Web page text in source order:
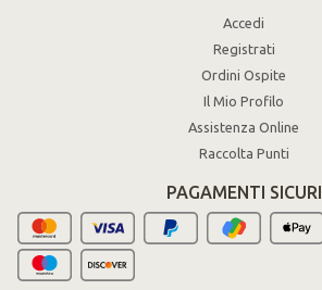
Accedi
Registrati
Ordini Ospite
Il Mio Profilo
Assistenza Online
Raccolta Punti
PAGAMENTI SICURI